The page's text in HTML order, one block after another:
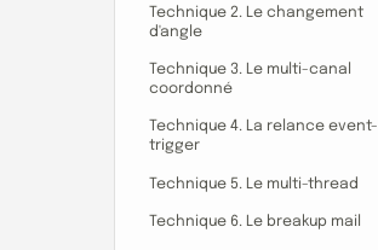
Technique 2. Le changement
d'angle
Technique 3. Le multi-canal
coordonné
Technique 4. La relance event-
trigger
Technique 5. Le multi-thread
Technique 6. Le breakup mail